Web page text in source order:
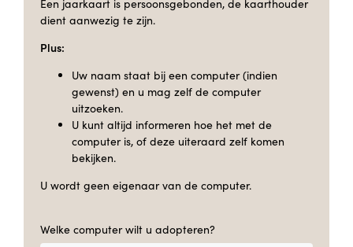
Een jaarkaart is persoonsgebonden, de kaarthouder
dient aanwezig te zijn.
Plus:
Uw naam staat bij een computer (indien
gewenst) en u mag zelf de computer
uitzoeken.
U kunt altijd informeren hoe het met de
computer is, of deze uiteraard zelf komen
bekijken.
U wordt geen eigenaar van de computer.
Welke computer wilt u adopteren?